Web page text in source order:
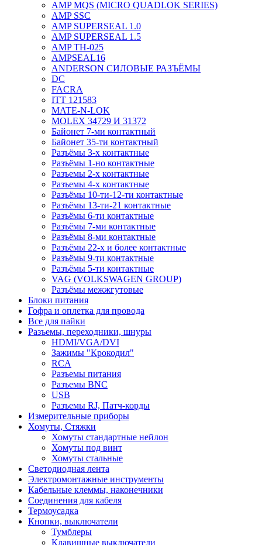
AMP MQS (MICRO QUADLOK SERIES)
AMP SSC
AMP SUPERSEAL 1.0
AMP SUPERSEAL 1.5
AMP ТН-025
AMPSEAL16
ANDERSON СИЛОВЫЕ РАЗЪЁМЫ
DC
FACRA
ITT 121583
MATE-N-LOK
MOLEX 34729 И 31372
Байонет 7-ми контактный
Байонет 35-ти контактный
Разъёмы 3-х контактные
Разъёмы 1-но контактные
Разъемы 2-х контактные
Разъемы 4-х контактные
Разъёмы 10-ти-12-ти контактные
Разъёмы 13-ти-21 контактные
Разъёмы 6-ти контактные
Разъёмы 7-ми контактные
Разъёмы 8-ми контактные
Разъёмы 22-х и более контактные
Разъёмы 9-ти контактные
Разъёмы 5-ти контактные
VAG (VOLKSWAGEN GROUP)
Разъёмы межжгутовые
Блоки питания
Гофра и оплетка для провода
Все для пайки
Разъемы, переходники, шнуры
HDMI/VGA/DVI
Зажимы "Крокодил"
RCA
Разъемы питания
Разъемы BNC
USB
Разъемы RJ, Патч-корды
Измерительные приборы
Хомуты, Стяжки
Хомуты стандартные нейлон
Хомуты под винт
Хомуты стальные
Светодиодная лента
Электромонтажные инструменты
Кабельные клеммы, наконечники
Соединения для кабеля
Термоусадка
Кнопки, выключатели
Тумблеры
Клавишные выключатели